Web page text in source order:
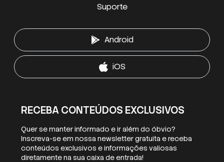
Suporte
RECEBA CONTEÚDOS EXCLUSIVOS
Quer se manter informado e ir além do óbvio?
Inscreva-se em nossa newsletter gratuita e receba
conteúdos exclusivos e informações valiosas
diretamente na sua caixa de entrada!
Android
iOS